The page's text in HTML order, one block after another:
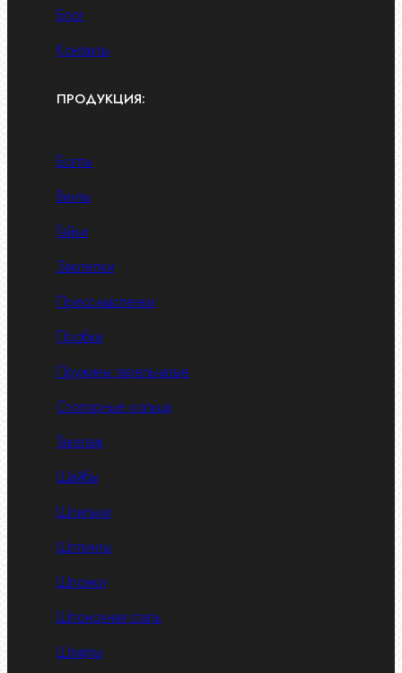
Блог
Контакты
ПРОДУКЦИЯ:
Болты
Винты
Гайки
Заклепки
Пресс-масленки
Пробки
Пружины тарельчатые
Стопорные кольца
Такелаж
Шайбы
Шпильки
Шплинты
Шпонки
Шпоночная сталь
Штифты